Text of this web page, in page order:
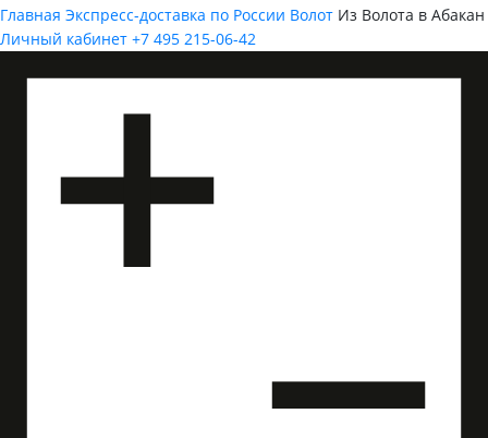
Главная Экспресс-доставка по России Волот Из Волота в Абакан
Личный кабинет +7 495 215-06-42